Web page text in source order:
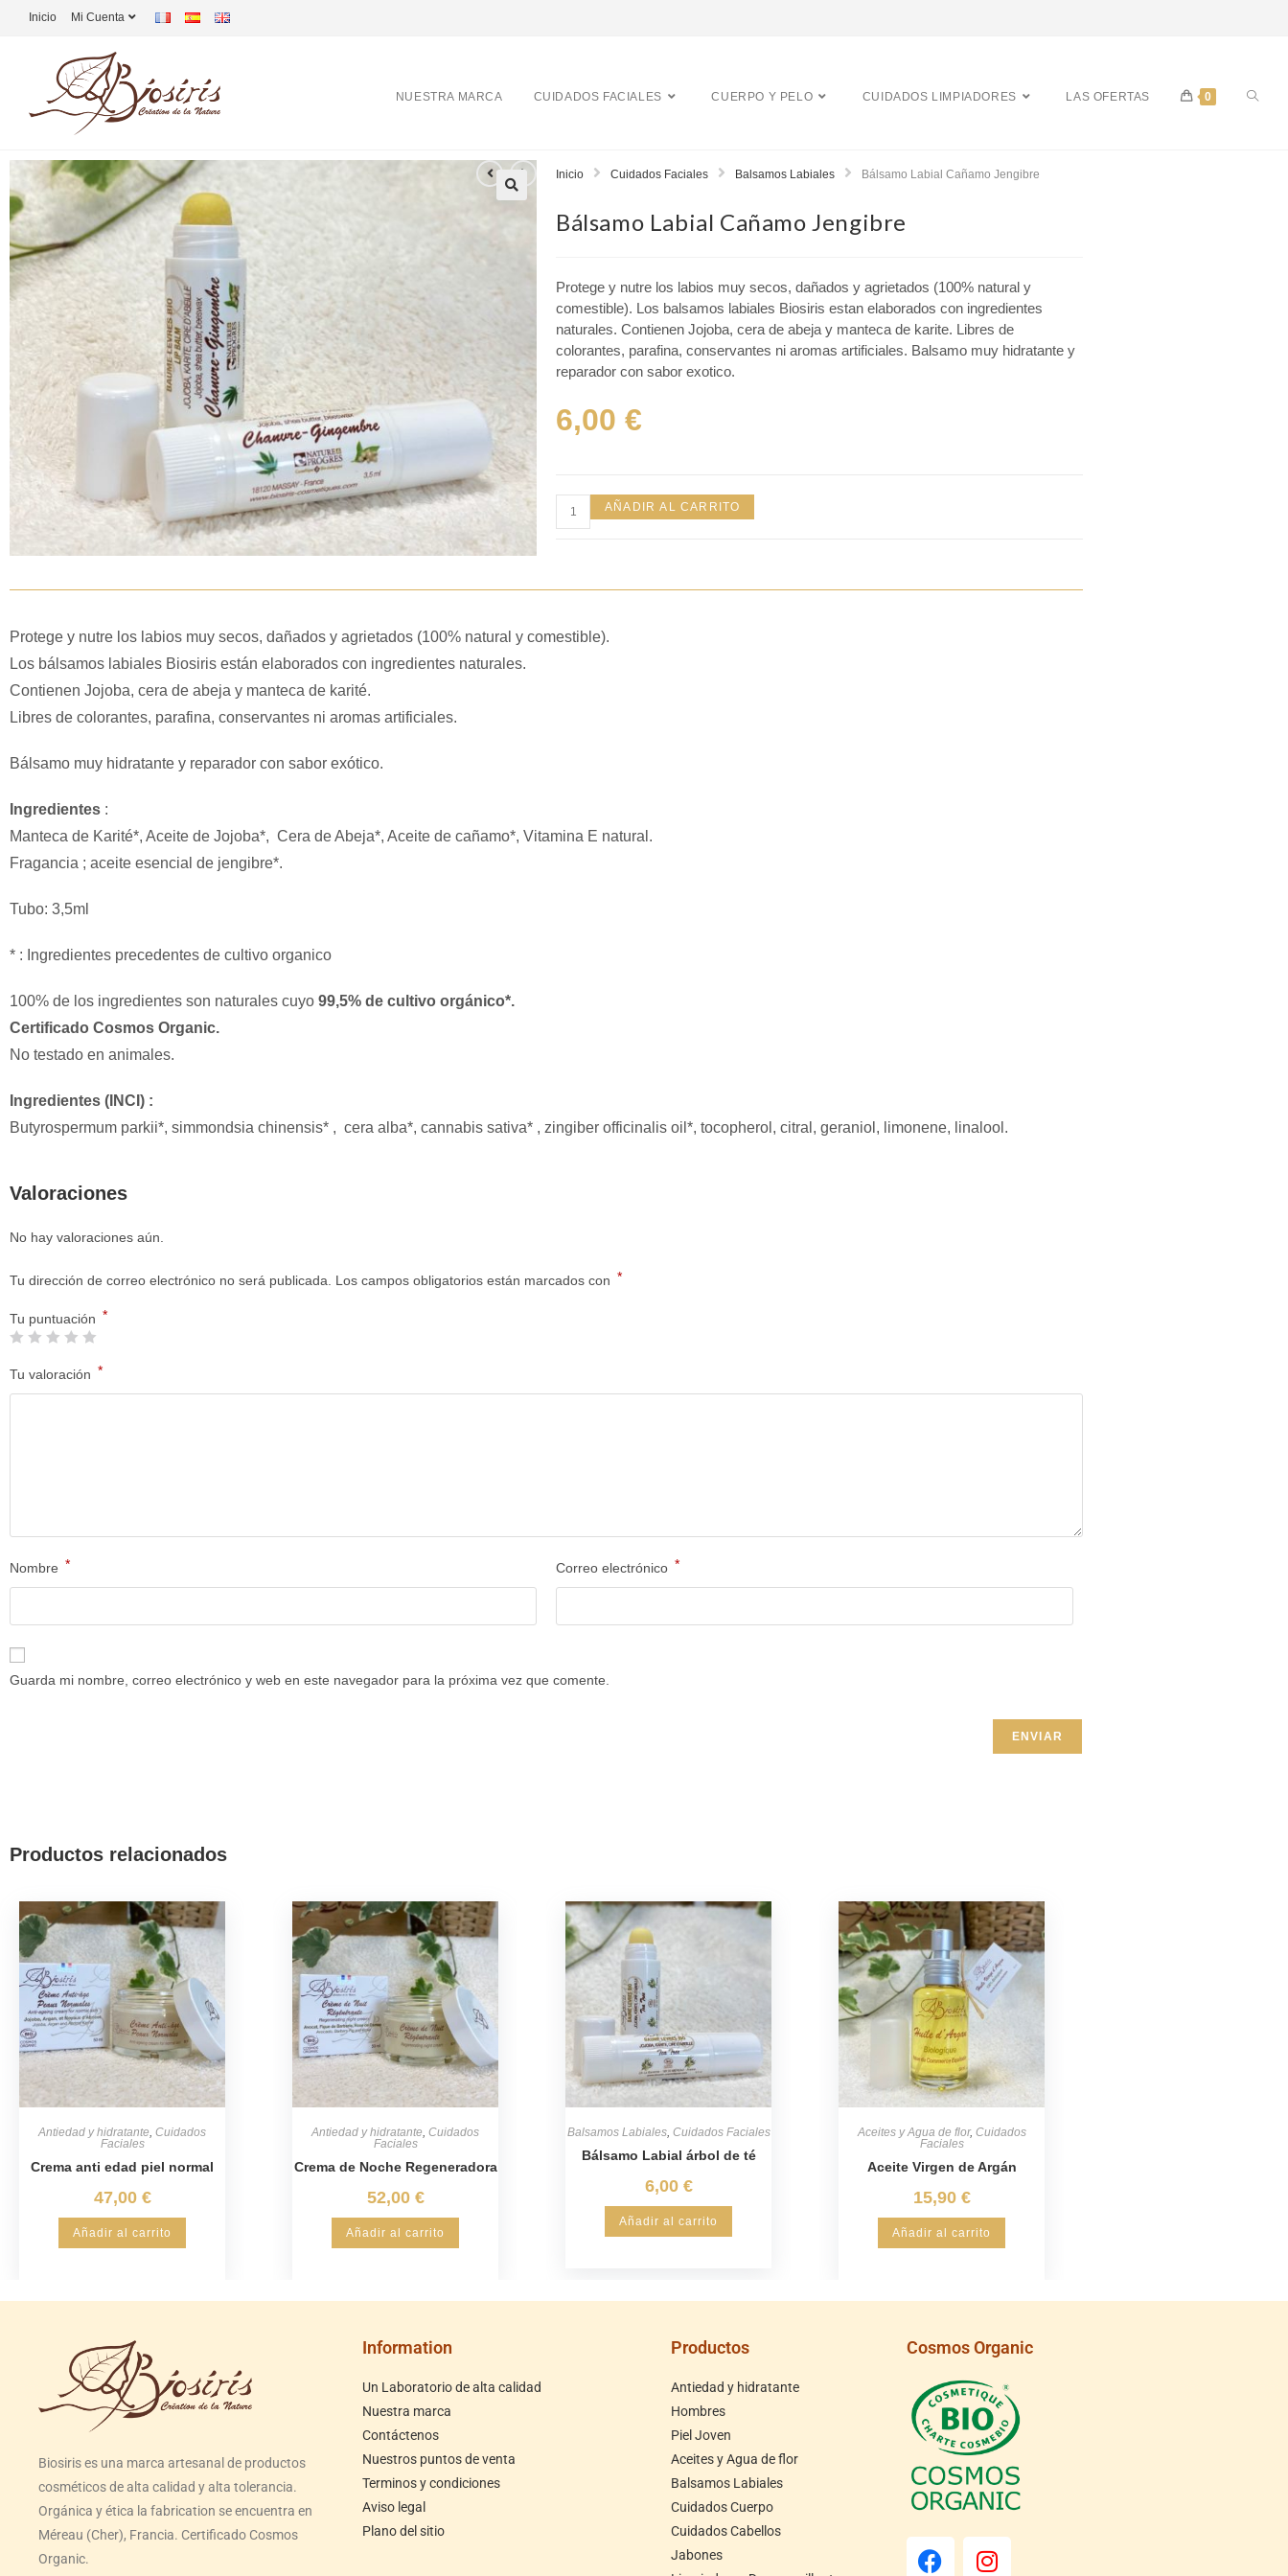
Inicio Mi Cuenta
NUESTRA MARCA CUIDADOS FACIALES CUERPO Y PELO CUIDADOS LIMPIADORES LAS OFERTAS 0
Inicio Cuidados Faciales Balsamos Labiales Bálsamo Labial Cañamo Jengibre
Bálsamo Labial Cañamo Jengibre
Protege y nutre los labios muy secos, dañados y agrietados (100% natural y
comestible). Los balsamos labiales Biosiris estan elaborados con ingredientes
naturales. Contienen Jojoba, cera de abeja y manteca de karite. Libres de
colorantes, parafina, conservantes ni aromas artificiales. Balsamo muy hidratante y
reparador con sabor exotico.
6,00 €
AÑADIR AL CARRITO
Protege y nutre los labios muy secos, dañados y agrietados (100% natural y comestible).
Los bálsamos labiales Biosiris están elaborados con ingredientes naturales.
Contienen Jojoba, cera de abeja y manteca de karité.
Libres de colorantes, parafina, conservantes ni aromas artificiales.
Bálsamo muy hidratante y reparador con sabor exótico.
Ingredientes :
Manteca de Karité*, Aceite de Jojoba*, Cera de Abeja*, Aceite de cañamo*, Vitamina E natural.
Fragancia ; aceite esencial de jengibre*.
Tubo: 3,5ml
* : Ingredientes precedentes de cultivo organico
100% de los ingredientes son naturales cuyo 99,5% de cultivo orgánico*.
Certificado Cosmos Organic.
No testado en animales.
Ingredientes (INCI) :
Butyrospermum parkii*, simmondsia chinensis* , cera alba*, cannabis sativa* , zingiber officinalis oil*, tocopherol, citral, geraniol, limonene, linalool.
Valoraciones
No hay valoraciones aún.
Tu dirección de correo electrónico no será publicada. Los campos obligatorios están marcados con *
Tu puntuación *
Tu valoración *
Nombre * Correo electrónico *
Guarda mi nombre, correo electrónico y web en este navegador para la próxima vez que comente.
Productos relacionados
Antiedad y hidratante Cuidados
Faciales
Crema anti edad piel normal
47,00 €
Añadir al carrito
Antiedad y hidratante Cuidados
Faciales
Crema de Noche Regeneradora
52,00 €
Añadir al carrito
Balsamos Labiales, Cuidados Faciales
Bálsamo Labial árbol de té
6,00 €
Añadir al carrito
Aceites y Agua de flor, Cuidados
Faciales
Aceite Virgen de Argán
15,90 €
Añadir al carrito
Biosiris es una marca artesanal de productos
cosméticos de alta calidad y alta tolerancia.
Orgánica y ética la fabrication se encuentra en
Méreau (Cher), Francia. Certificado Cosmos
Organic.
Information
Un Laboratorio de alta calidad
Nuestra marca
Contáctenos
Nuestros puntos de venta
Terminos y condiciones
Aviso legal
Plano del sitio
Productos
Antiedad y hidratante
Hombres
Piel Joven
Aceites y Agua de flor
Balsamos Labiales
Cuidados Cuerpo
Cuidados Cabellos
Jabones
Cosmos Organic